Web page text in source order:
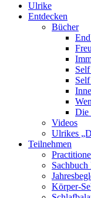
Ulrike
Entdecken
Bücher
Die
Videos
Ulrikes
Teilnehmen
Körper-